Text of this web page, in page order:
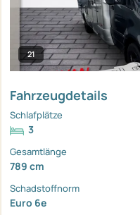
21
Fahrzeugdetails
Schlafplätze
3
Gesamtlänge
789 cm
Schadstoffnorm
Euro 6e